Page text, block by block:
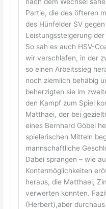
Partie, die des öfteren
des Hünfelder SV
Leistungssteigerung
So sah es auch HSV-
wir verschlafen, in der
so einen Arbeitssieg
noch ziemlich behäbig
beherzigten sie im
den Kampf zum Spiel
Matthaei, der bei
eines Bernhard Göbel
spielerischen Mitteln
mannschaftliche
Dabei sprangen – wie
Kontermöglichkeiten
heraus, die Matthaei,
verwerten konnten.
(Herbert),aber